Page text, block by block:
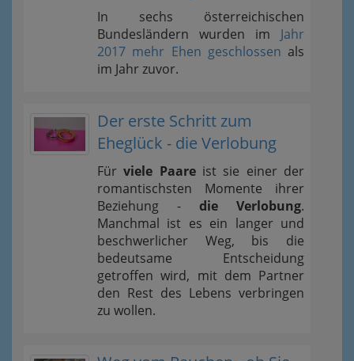
In sechs österreichischen
Bundesländern wurden im Jahr
2017 mehr Ehen geschlossen als
im Jahr zuvor.
Der erste Schritt zum
Eheglück - die Verlobung
Fürviele Paareist sie einer der
romantischsten Momente ihrer
Beziehung - die Verlobung.
Manchmal ist es ein langer und
beschwerlicher Weg, bis die
bedeutsame Entscheidung
getroffen wird, mit dem Partner
den Rest des Lebens verbringen
zu wollen.